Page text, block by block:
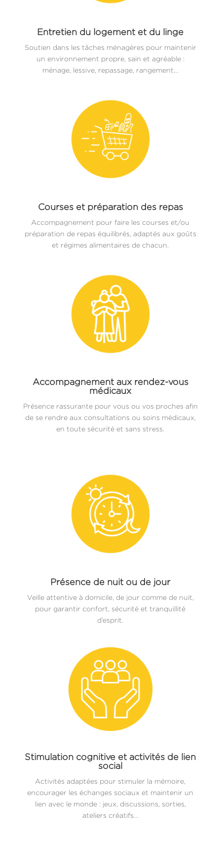
Entretien du logement et du linge
Soutien dans les tâches ménagères pour maintenir
un environnement propre, sain et agréable :
ménage, lessive, repassage, rangement…
Courses et préparation des repas
Accompagnement pour faire les courses et/ou
préparation de repas équilibrés, adaptés aux goûts
et régimes alimentaires de chacun.
Accompagnement aux rendez-vous
médicaux
Présence rassurante pour vous ou vos proches afin
de se rendre aux consultations ou soins médicaux,
en toute sécurité et sans stress.
Présence de nuit ou de jour
Veille attentive à domicile, de jour comme de nuit,
pour garantir confort, sécurité et tranquillité
d’esprit.
Stimulation cognitive et activités de lien
social
Activités adaptées pour stimuler la mémoire,
encourager les échanges sociaux et maintenir un
lien avec le monde : jeux, discussions, sorties,
ateliers créatifs…